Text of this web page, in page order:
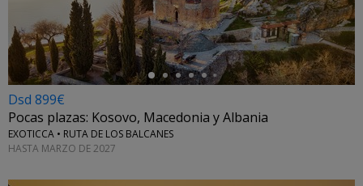
Dsd 899€
Pocas plazas: Kosovo, Macedonia y Albania
EXOTICCA • RUTA DE LOS BALCANES
HASTA MARZO DE 2027